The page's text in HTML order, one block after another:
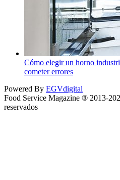
Cómo elegir un horno
cometer errores
Powered By EGVdigital
Food Service Magazine ® 2013-
reservados